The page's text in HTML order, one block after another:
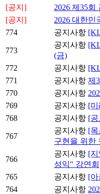
[공지]
2026 제35
[공지]
2026 대한
774
공지사항
773
공지사항
(금)
772
공지사항
771
공지사항 제
770
공지사항
769
공지사항 [
768
공지사항 [
767
공지사항 [
구현을 위한
766
공지사항 [
성익" 강연
765
공지사항 [
764
공지사항